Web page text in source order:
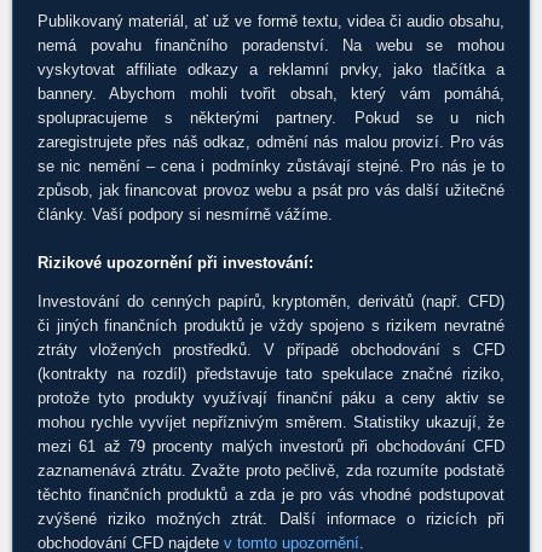
Publikovaný materiál, ať už ve formě textu, videa či audio obsahu,
nemá povahu finančního poradenství. Na webu se mohou
vyskytovat affiliate odkazy a reklamní prvky, jako tlačítka a
bannery. Abychom mohli tvořit obsah, který vám pomáhá,
spolupracujeme s některými partnery. Pokud se u nich
zaregistrujete přes náš odkaz, odmění nás malou provizí. Pro vás
se nic nemění – cena i podmínky zůstávají stejné. Pro nás je to
způsob, jak financovat provoz webu a psát pro vás další užitečné
články. Vaší podpory si nesmírně vážíme.
Rizikové upozornění při investování:
Investování do cenných papírů, kryptoměn, derivátů (např. CFD)
či jiných finančních produktů je vždy spojeno s rizikem nevratné
ztráty vložených prostředků. V případě obchodování s CFD
(kontrakty na rozdíl) představuje tato spekulace značné riziko,
protože tyto produkty využívají finanční páku a ceny aktiv se
mohou rychle vyvíjet nepříznivým směrem. Statistiky ukazují, že
mezi 61 až 79 procenty malých investorů při obchodování CFD
zaznamenává ztrátu. Zvažte proto pečlivě, zda rozumíte podstatě
těchto finančních produktů a zda je pro vás vhodné podstupovat
zvýšené riziko možných ztrát. Další informace o rizicích při
obchodování CFD najdete v tomto upozornění.